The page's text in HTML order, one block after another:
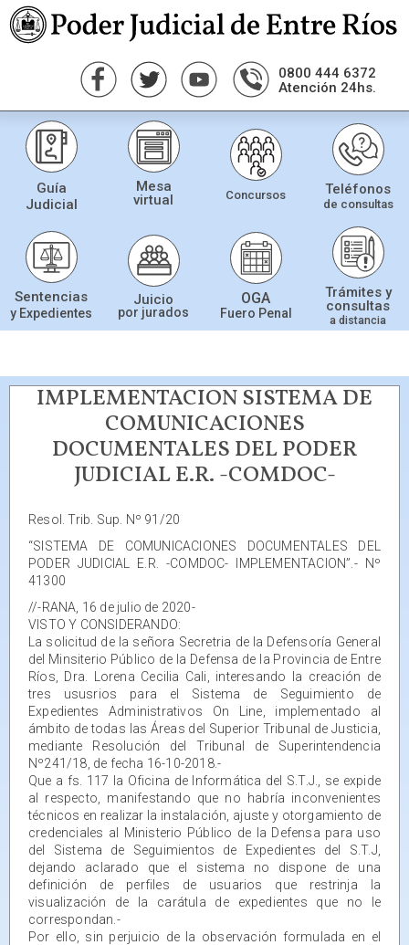
0800 444 6372
Atención 24hs.
Guía
Judicial
Mesa
virtual
Concursos Teléfonos
de consultas
Sentencias
y Expedientes
Juicio
por jurados
OGA
Fuero Penal
Trámites y
consultas
a distancia
IMPLEMENTACION SISTEMA DE
COMUNICACIONES
DOCUMENTALES DEL PODER
JUDICIAL E.R. -COMDOC-
Resol. Trib. Sup. Nº 91/20
“SISTEMA DE COMUNICACIONES DOCUMENTALES DEL
PODER JUDICIAL E.R. -COMDOC- IMPLEMENTACION”.- Nº
41300
//-RANA, 16 de julio de 2020-
VISTO Y CONSIDERANDO:
La solicitud de la señora Secretria de la Defensoría General
del Minsiterio Público de la Defensa de la Provincia de Entre
Ríos, Dra. Lorena Cecilia Cali, interesando la creación de
tres ususrios para el Sistema de Seguimiento de
Expedientes Administrativos On Line, implementado al
ámbito de todas las Áreas del Superior Tribunal de Justicia,
mediante Resolución del Tribunal de Superintendencia
Nº241/18, de fecha 16-10-2018.-
Que a fs. 117 la Oficina de Informática del S.T.J., se expide
al respecto, manifestando que no habría inconvenientes
técnicos en realizar la instalación, ajuste y otorgamiento de
credenciales al Ministerio Público de la Defensa para uso
del Sistema de Seguimientos de Expedientes del S.T.J,
dejando aclarado que el sistema no dispone de una
definición de perfiles de usuarios que restrinja la
visualización de la carátula de expedientes que no le
correspondan.-
Por ello, sin perjuicio de la observación formulada en el